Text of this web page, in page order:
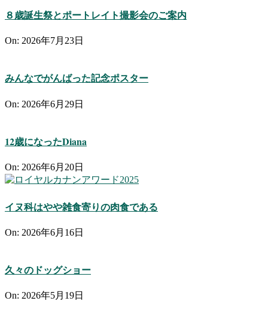
８歳誕生祭とポートレイト撮影会のご案内
On: 2026年7月23日
みんなでがんばった記念ポスター
On: 2026年6月29日
12歳になったDiana
On: 2026年6月20日
イヌ科はやや雑食寄りの肉食である
On: 2026年6月16日
久々のドッグショー
On: 2026年5月19日